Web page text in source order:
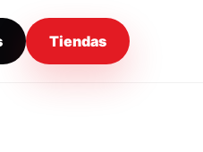
Tiendas